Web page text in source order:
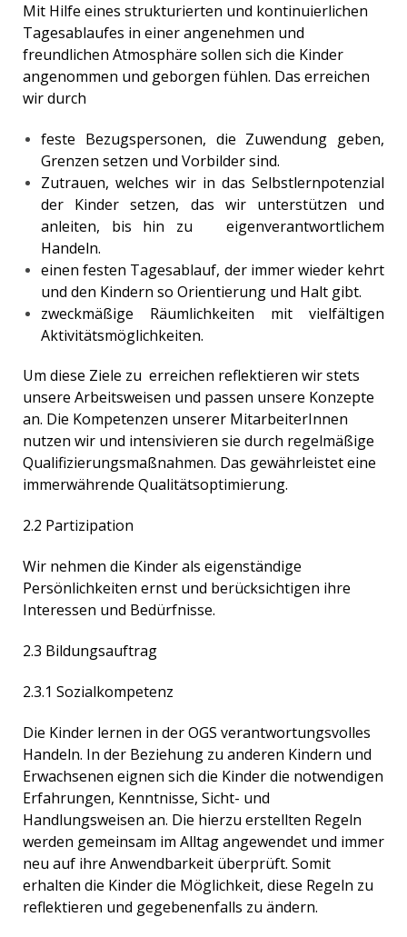
Mit Hilfe eines strukturierten und kontinuierlichen
Tagesablaufes in einer angenehmen und
freundlichen Atmosphäre sollen sich die Kinder
angenommen und geborgen fühlen. Das erreichen
wir durch
feste Bezugspersonen, die Zuwendung geben,
Grenzen setzen und Vorbilder sind.
Zutrauen, welches wir in das Selbstlernpotenzial
der Kinder setzen, das wir unterstützen und
anleiten, bis hin zu eigenverantwortlichem
Handeln.
einen festen Tagesablauf, der immer wieder kehrt
und den Kindern so Orientierung und Halt gibt.
zweckmäßige Räumlichkeiten mit vielfältigen
Aktivitätsmöglichkeiten.
Um diese Ziele zu erreichen reflektieren wir stets
unsere Arbeitsweisen und passen unsere Konzepte
an. Die Kompetenzen unserer MitarbeiterInnen
nutzen wir und intensivieren sie durch regelmäßige
Qualifizierungsmaßnahmen. Das gewährleistet eine
immerwährende Qualitätsoptimierung.
2.2 Partizipation
Wir nehmen die Kinder als eigenständige
Persönlichkeiten ernst und berücksichtigen ihre
Interessen und Bedürfnisse.
2.3 Bildungsauftrag
2.3.1 Sozialkompetenz
Die Kinder lernen in der OGS verantwortungsvolles
Handeln. In der Beziehung zu anderen Kindern und
Erwachsenen eignen sich die Kinder die notwendigen
Erfahrungen, Kenntnisse, Sicht- und
Handlungsweisen an. Die hierzu erstellten Regeln
werden gemeinsam im Alltag angewendet und immer
neu auf ihre Anwendbarkeit überprüft. Somit
erhalten die Kinder die Möglichkeit, diese Regeln zu
reflektieren und gegebenenfalls zu ändern.